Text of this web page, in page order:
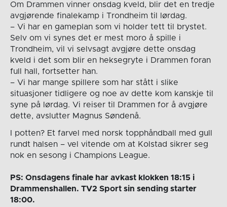
Om Drammen vinner onsdag kveld, blir det en tredje
avgjørende finalekamp i Trondheim til lørdag.
– Vi har en gameplan som vi holder tett til brystet.
Selv om vi synes det er mest moro å spille i
Trondheim, vil vi selvsagt avgjøre dette onsdag
kveld i det som blir en heksegryte i Drammen foran
full hall, fortsetter han.
– Vi har mange spillere som har stått i slike
situasjoner tidligere og noe av dette kom kanskje til
syne på lørdag. Vi reiser til Drammen for å avgjøre
dette, avslutter Magnus Søndenå.
I potten? Et farvel med norsk topphåndball med gull
rundt halsen – vel vitende om at Kolstad sikrer seg
nok en sesong i Champions League.
PS: Onsdagens finale har avkast klokken 18:15 i
Drammenshallen. TV2 Sport sin sending starter
18:00.